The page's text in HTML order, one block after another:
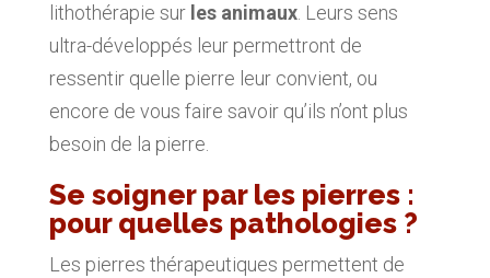
lithothérapie sur les animaux. Leurs sens
ultra-développés leur permettront de
ressentir quelle pierre leur convient, ou
encore de vous faire savoir qu’ils n’ont plus
besoin de la pierre.
Se soigner par les pierres :
pour quelles pathologies ?
Les pierres thérapeutiques permettent de